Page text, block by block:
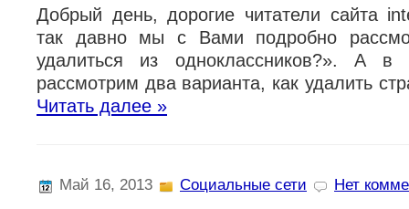
Добрый день, дорогие читатели сайта
так давно мы с Вами подробно
удалиться из одноклассников?». А
рассмотрим два варианта, как удалить
Читать далее »
Май 16, 2013 Социальные сети Нет